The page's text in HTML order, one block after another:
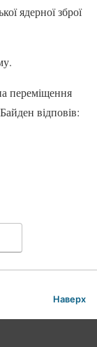
ядерної зброї
переміщення
відповів:
Наверх